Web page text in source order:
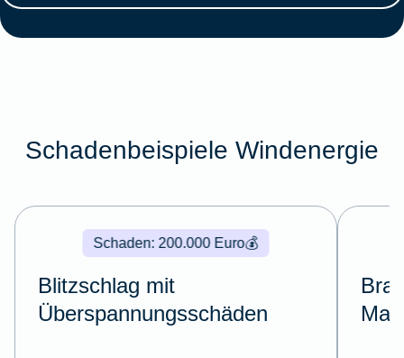
Schadenbeispiele Windenergie
💰
Schaden: 200.000 Euro
Blitzschlag mit
Überspannungsschäden